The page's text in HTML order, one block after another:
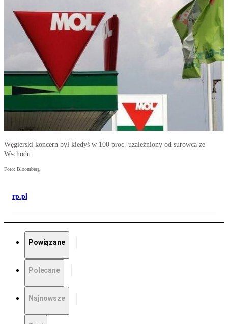
Węgierski koncern był kiedyś w 100 proc. uzależniony od surowca ze
Wschodu.
Foto: Bloomberg
rp.pl
Powiązane
Polecane
Najnowsze